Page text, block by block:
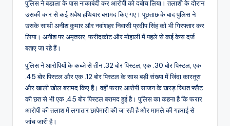
पुलिस ने बडाला के पास नाकाबंदी कर आरोपी को दबोच लिया। तलाशी के दौरान
उसकी कार से कई अवैध हथियार बरामद किए गए। पूछताछ के बाद पुलिस ने
उसके साथी अनीश कुमार और नवांशहर निवासी प्रदीप सिंह को भी गिरफ्तार कर
लिया। अनीश पर अमृतसर, फरीदकोट और मोहाली में पहले से कई केस दर्ज
बताए जा रहे हैं।
पुलिस ने आरोपियों के कब्जे से तीन .32 बोर पिस्टल, एक .30 बोर पिस्टल, एक
.45 बोर पिस्टल और एक .12 बोर पिस्टल के साथ बड़ी संख्या में जिंदा कारतूस
और खाली खोल बरामद किए हैं। वहीं फरार आरोपी साजन के खरड़ स्थित फ्लैट
की छत से भी एक .45 बोर पिस्टल बरामद हुई है। पुलिस का कहना है कि फरार
आरोपी की तलाश में लगातार छापेमारी की जा रही है और मामले की गहराई से
जांच जारी है।